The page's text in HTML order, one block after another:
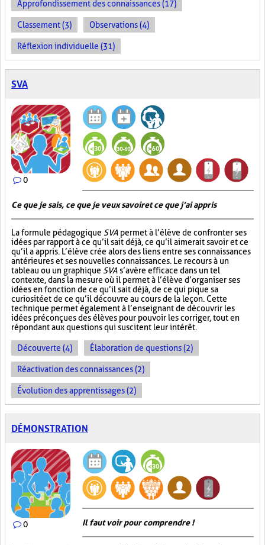
Approfondissement des connaissances (17)
Classement (3) Observations (4)
Réflexion individuelle (31)
SVA
0
Ce que je sais, ce que je veux savoir et ce que j’ai appris
La formule pédagogique SVA permet à l’élève de confronter ses
idées par rapport à ce qu’il sait déjà, ce qu’il aimerait savoir et ce
qu’il a appris. L’élève crée alors des liens entre ses connaissances
antérieures et ses nouvelles connaissances. Le recours à un
tableau ou un graphique SVA s’avère efficace dans un tel
contexte, dans la mesure où il permet à l’élève d’organiser ses
idées en fonction de ce qu’il sait déjà, de ce qui pique sa
curiosité et de ce qu’il découvre au cours de la leçon. Cette
technique permet également à l’enseignant de découvrir les
idées préconçues des élèves pour pouvoir les corriger, tout en
répondant aux questions qui suscitent leur intérêt.
Découverte (4) Élaboration de questions (2)
Réactivation des connaissances (2)
Évolution des apprentissages (2)
DÉMONSTRATION
0 Il faut voir pour comprendre !